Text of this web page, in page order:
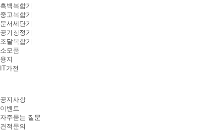
흑백복합기
중고복합기
문서세단기
공기청정기
조달복합기
소모품
용지
IT가전
공지사항
이벤트
자주묻는 질문
견적문의